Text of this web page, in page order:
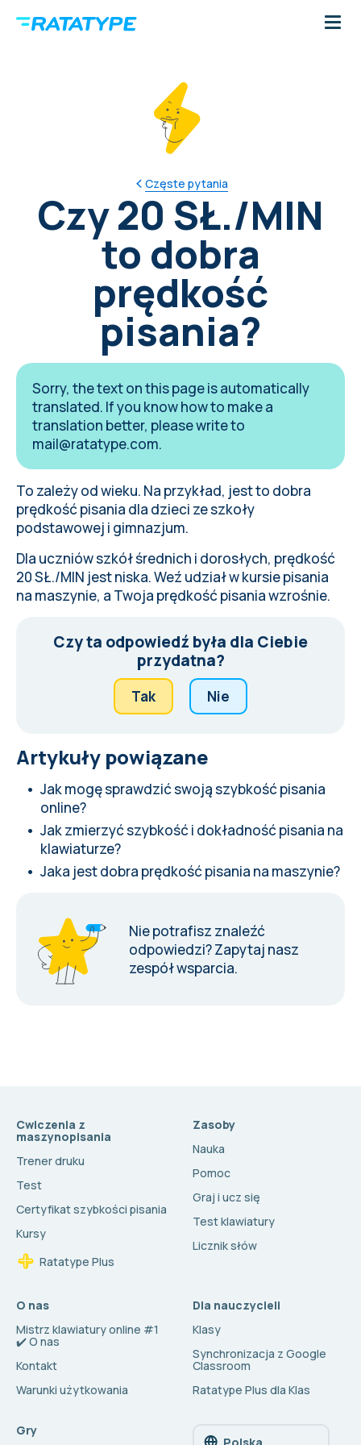
Częste pytania
Czy 20 SŁ./MIN
to dobra
prędkość
pisania?
Sorry, the text on this page is automatically
translated. If you know how to make a
translation better, please write to
mail@ratatype.com.
To zależy od wieku. Na przykład, jest to dobra
prędkość pisania dla dzieci ze szkoły
podstawowej i gimnazjum.
Dla uczniów szkół średnich i dorosłych, prędkość
20SŁ./MIN jest niska.Weź udział w kursie pisania
na maszynie, a Twoja prędkość pisania wzrośnie.
Czy ta odpowiedź była dla Ciebie
przydatna?
Tak Nie
Artykuły powiązane
Jak mogę sprawdzić swoją szybkość pisania
online?
Jak zmierzyć szybkość i dokładność pisania na
klawiaturze?
Jaka jest dobra prędkość pisania na maszynie?
Nie potrafisz znaleźć
odpowiedzi?Zapytaj nasz
zespół wsparcia.
Cwiczenia z
maszynopisania
Trener druku
Test
Certyfikat szybkości pisania
Kursy
Ratatype Plus
Zasoby
Nauka
Pomoc
Graj i ucz się
Test klawiatury
Licznik słów
O nas
Mistrz klawiatury online #1
✔️ O nas
Kontakt
Warunki użytkowania
Dla nauczycieli
Klasy
Synchronizacja z Google
Classroom
Ratatype Plus dla Klas
Gry
Polska